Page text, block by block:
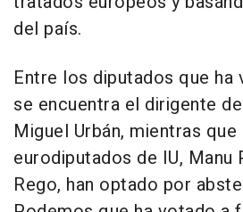
del país.
Entre los diputados que ha
se encuentra el dirigente
Miguel Urbán, mientras que
eurodiputados de IU, Manu
Rego, han optado por